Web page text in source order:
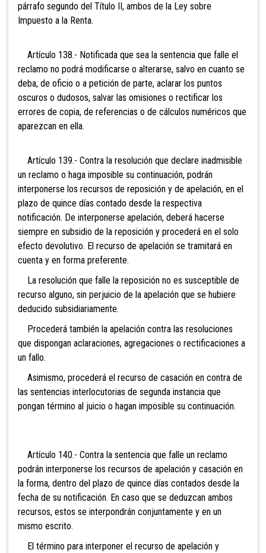
párrafo segundo del Título II, ambos de la Ley sobre
Impuesto a la Renta.
Artículo 138.- Notificada que sea la sentencia que falle el
reclamo no podrá modificarse o alterarse, salvo en cuanto se
deba, de oficio o a petición de parte, aclarar los puntos
oscuros o dudosos, salvar las omisiones o rectificar los
errores de copia, de referencias o de cálculos numéricos que
aparezcan en ella.
Artículo 139.- Contra la resolución que declare inadmisible
un reclamo o haga imposible su continuación, podrán
interponerse los recursos de reposición y de apelación, en el
plazo de quince días contado desde la respectiva
notificación. De interponerse apelación, deberá hacerse
siempre en subsidio de la reposición y procederá en el solo
efecto devolutivo. El recurso de apelación se tramitará en
cuenta y en forma preferente.
La resolución que falle la reposición no es susceptible de
recurso alguno, sin perjuicio de la apelación que se hubiere
deducido subsidiariamente.
Procederá también la apelación contra las resoluciones
que dispongan aclaraciones, agregaciones o rectificaciones a
un fallo.
Asimismo, procederá el recurso de casación en contra de
las sentencias interlocutorias de segunda instancia que
pongan término al juicio o hagan imposible su continuación.
Artículo 140.- Contra la sentencia que falle un reclamo
podrán interponerse los recursos de apelación y casación en
la forma, dentro del plazo de quince días contados desde la
fecha de su notificación. En caso que se deduzcan ambos
recursos, estos se interpondrán conjuntamente y en un
mismo escrito.
El término para interponer el recurso de apelación y